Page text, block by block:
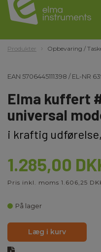
Produkter Opbevaring /
EAN 5706445111398 /EL-NR
Elma kuffert
universal
i kraftig
1.285,00
Pris inkl. moms 1.606,25
På lager
Læg i kurv